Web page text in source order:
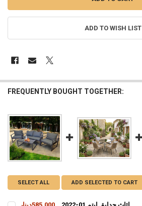
ADD TO WISH LIST
FREQUENTLY BOUGHT TOGETHER:
SELECT ALL ADD SELECTED TO CART